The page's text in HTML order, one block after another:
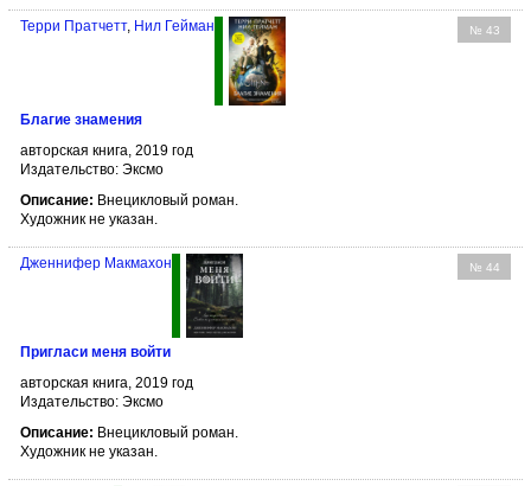
№ 43
Терри Пратчетт, Нил Гейман
Благие знамения
авторская книга, 2019 год
Издательство: Эксмо
Описание: Внецикловый роман.
Художник не указан.
№ 44
Дженнифер Макмахон
Пригласи меня войти
авторская книга, 2019 год
Издательство: Эксмо
Описание: Внецикловый роман.
Художник не указан.